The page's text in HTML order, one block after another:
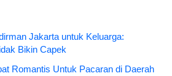
Jakarta untuk Keluarga:
Bikin Capek
Romantis Untuk Pacaran di Daerah